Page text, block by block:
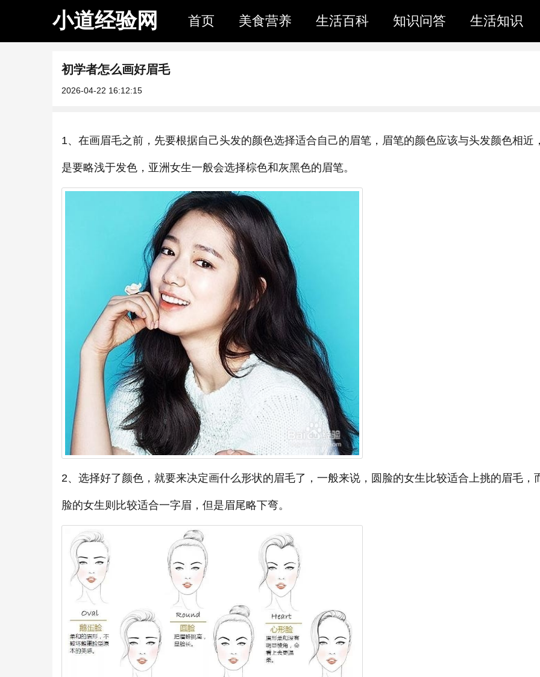
小道经验网 首页 美食营养 生活百科 知识问答 生活知识
初学者怎么画好眉毛
2026-04-22 16:12:15
1、在画眉毛之前，先要根据自己头发的颜色选择适合自己的眉笔，眉笔的颜色应该与头发颜色相近
是要略浅于发色，亚洲女生一般会选择棕色和灰黑色的眉笔。
2、选择好了颜色，就要来决定画什么形状的眉毛了，一般来说，圆脸的女生比较适合上挑的眉毛，
脸的女生则比较适合一字眉，但是眉尾略下弯。